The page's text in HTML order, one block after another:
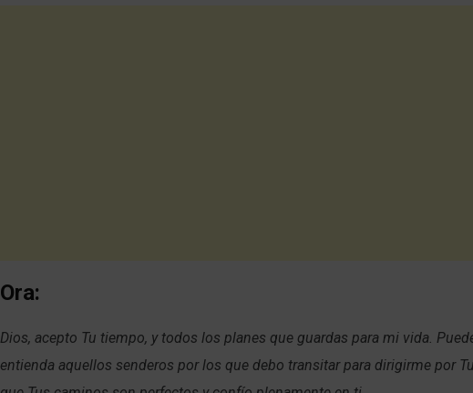
Ora:
Dios, acepto Tu tiempo, y todos los planes que guardas para mi vida.
entienda aquellos senderos por los que debo transitar para dirigirme por